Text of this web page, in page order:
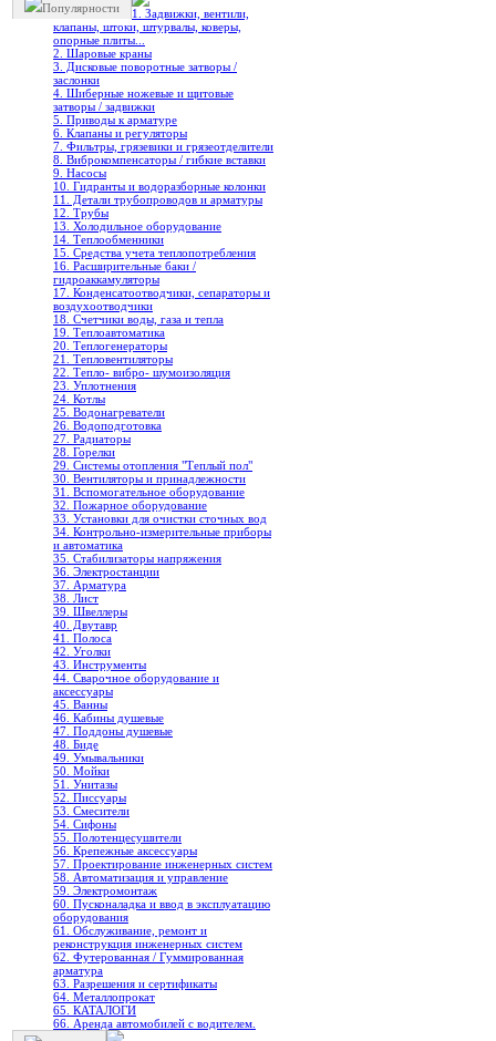
Популярности
1. Задвижки, вентили,
клапаны, штоки, штурвалы, коверы,
опорные плиты...
2. Шаровые краны
3. Дисковые поворотные затворы /
заслонки
4. Шиберные ножевые и щитовые
затворы / задвижки
5. Приводы к арматуре
6. Клапаны и регуляторы
7. Фильтры, грязевики и грязеотделители
8. Виброкомпенсаторы / гибкие вставки
9. Насосы
10. Гидранты и водоразборные колонки
11. Детали трубопроводов и арматуры
12. Трубы
13. Холодильное oборудование
14. Теплообменники
15. Средства учета теплопотребления
16. Расширительные баки /
гидроаккамуляторы
17. Конденсатоотводчики, сепараторы и
воздухоотводчики
18. Счетчики воды, газа и тепла
19. Теплоавтоматика
20. Теплогенераторы
21. Тепловентиляторы
22. Тепло- вибро- шумоизоляция
23. Уплотнения
24. Котлы
25. Водонагреватели
26. Водоподготовка
27. Радиаторы
28. Горелки
29. Системы отопления "Теплый пол"
30. Вентиляторы и принадлежности
31. Вспомогательное оборудование
32. Пожарное оборудование
33. Установки для очистки сточных вод
34. Контрольно-измерительные приборы
и автоматика
35. Стабилизаторы напряжения
36. Электростанции
37. Арматура
38. Лист
39. Швеллеры
40. Двутавр
41. Полоса
42. Уголки
43. Инструменты
44. Сварочное оборудование и
аксессуары
45. Ванны
46. Кабины душевые
47. Поддоны душевые
48. Биде
49. Умывальники
50. Мойки
51. Унитазы
52. Писсуары
53. Смесители
54. Сифоны
55. Полотенцесушители
56. Крепежные аксессуары
57. Проектирование инженерных систем
58. Автоматизация и управление
59. Электромонтаж
60. Пусконаладка и ввод в эксплуатацию
оборудования
61. Обслуживание, ремонт и
реконструкция инженерных систем
62. Футерованная / Гуммированная
арматура
63. Разрешения и сертификаты
64. Металлопрокат
65. КАТАЛОГИ
66. Аренда автомобилей с водителем.